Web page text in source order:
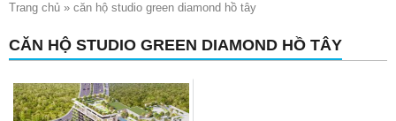
Trang chủ » căn hộ studio green diamond hồ tây
CĂN HỘ STUDIO GREEN DIAMOND HỒ TÂY